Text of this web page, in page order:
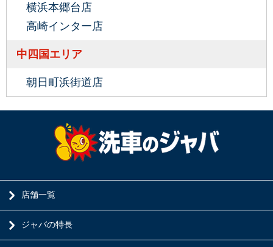
横浜本郷台店
高崎インター店
中四国エリア
朝日町浜街道店
店舗一覧
ジャバの特長